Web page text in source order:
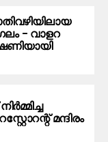
– വാളറ
മന്ദിരം